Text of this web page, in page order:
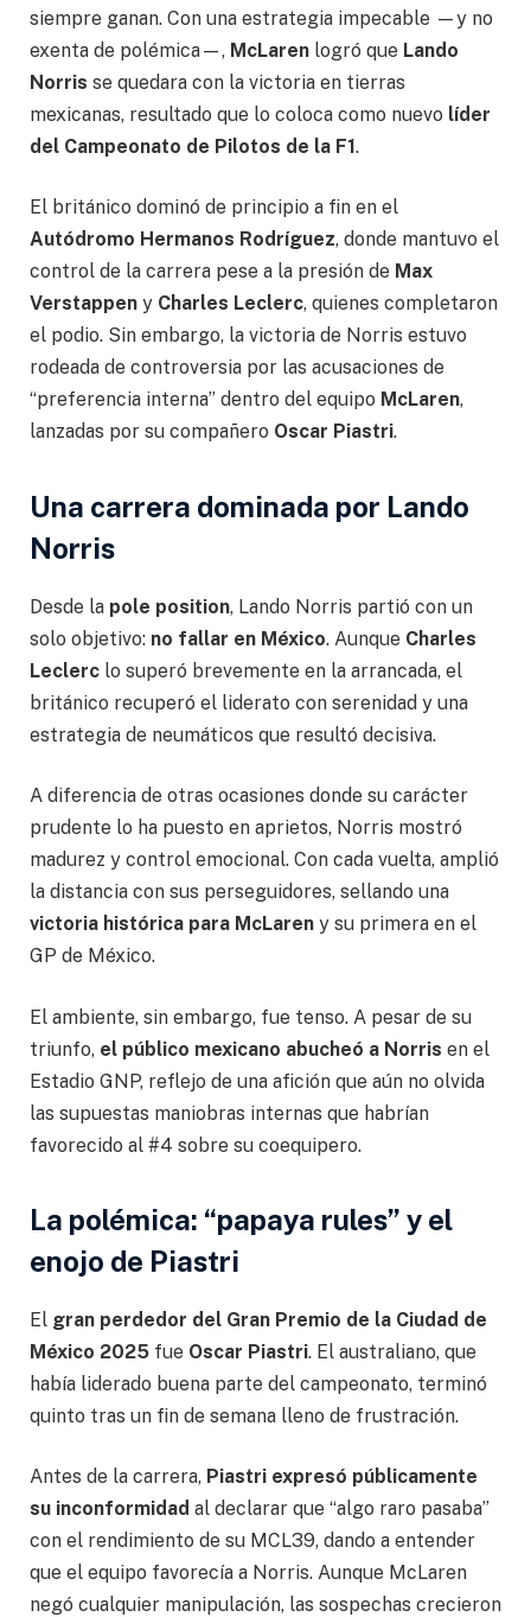
siempre ganan. Con una estrategia impecable —y no
exenta de polémica—, McLaren logró que Lando
Norris se quedara con la victoria en tierras
mexicanas, resultado que lo coloca como nuevo líder
del Campeonato de Pilotos de la F1.
El británico dominó de principio a fin en el
Autódromo Hermanos Rodríguez, donde mantuvo el
control de la carrera pese a la presión de Max
Verstappen y Charles Leclerc, quienes completaron
el podio. Sin embargo, la victoria de Norris estuvo
rodeada de controversia por las acusaciones de
“preferencia interna” dentro del equipo McLaren,
lanzadas por su compañero Oscar Piastri.
Una carrera dominada por Lando
Norris
Desde la pole position, Lando Norris partió con un
solo objetivo: no fallar en México. Aunque Charles
Leclerc lo superó brevemente en la arrancada, el
británico recuperó el liderato con serenidad y una
estrategia de neumáticos que resultó decisiva.
A diferencia de otras ocasiones donde su carácter
prudente lo ha puesto en aprietos, Norris mostró
madurez y control emocional. Con cada vuelta, amplió
la distancia con sus perseguidores, sellando una
victoria histórica para McLaren y su primera en el
GP de México.
El ambiente, sin embargo, fue tenso. A pesar de su
triunfo, el público mexicano abucheó a Norris en el
Estadio GNP, reflejo de una afición que aún no olvida
las supuestas maniobras internas que habrían
favorecido al #4 sobre su coequipero.
La polémica: “papaya rules” y el
enojo de Piastri
El gran perdedor del Gran Premio de la Ciudad de
México 2025 fue Oscar Piastri. El australiano, que
había liderado buena parte del campeonato, terminó
quinto tras un fin de semana lleno de frustración.
Antes de la carrera, Piastri expresó públicamente
su inconformidad al declarar que “algo raro pasaba”
con el rendimiento de su MCL39, dando a entender
que el equipo favorecía a Norris. Aunque McLaren
negó cualquier manipulación, las sospechas crecieron